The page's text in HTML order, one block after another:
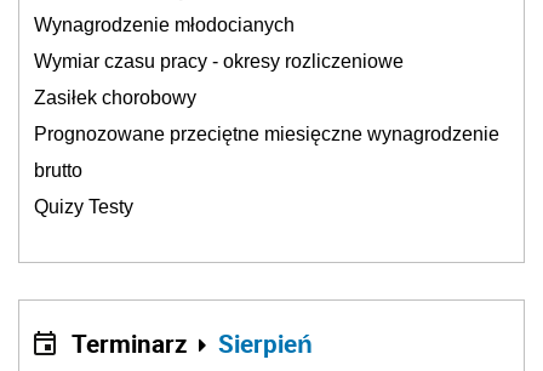
Wynagrodzenie młodocianych
Wymiar czasu pracy - okresy rozliczeniowe
Zasiłek chorobowy
Prognozowane przeciętne miesięczne wynagrodzenie
brutto
Quizy Testy
Terminarz Sierpień